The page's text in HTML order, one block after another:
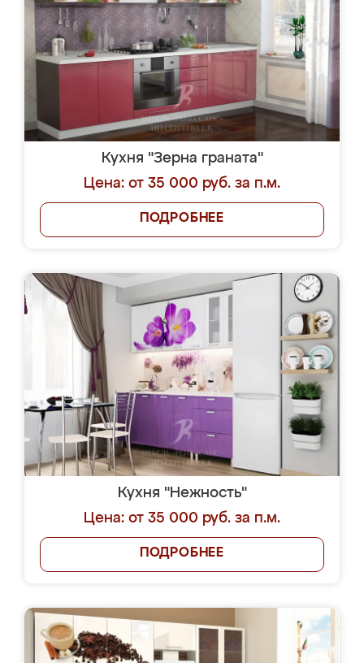
Кухня "Зерна граната"
Цена: от 35 000 руб. за п.м.
ПОДРОБНЕЕ
Кухня "Нежность"
Цена: от 35 000 руб. за п.м.
ПОДРОБНЕЕ